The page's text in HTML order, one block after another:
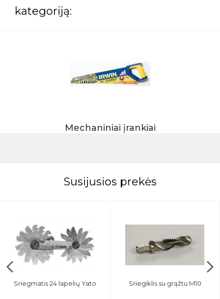
kategoriją:
Mechaniniai įrankiai
Susijusios prekės
Sriegmatis 24 lapelių Yato Sriegiklis su grąžtu M10